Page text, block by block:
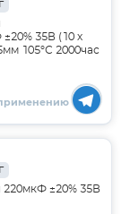
35В (10 х
105°С 2000час
±20% 35В